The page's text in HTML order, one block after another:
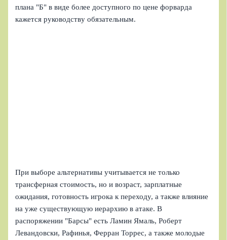
плана "Б" в виде более доступного по цене форварда
кажется руководству обязательным.
При выборе альтернативы учитывается не только
трансферная стоимость, но и возраст, зарплатные
ожидания, готовность игрока к переходу, а также влияние
на уже существующую иерархию в атаке. В
распоряжении "Барсы" есть Ламин Ямаль, Роберт
Левандовски, Рафинья, Ферран Торрес, а также молодые